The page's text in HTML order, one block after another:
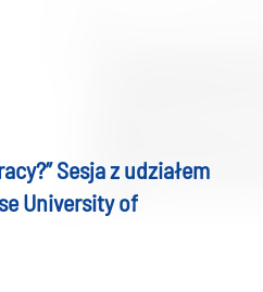
Sesja z udziałem
University of